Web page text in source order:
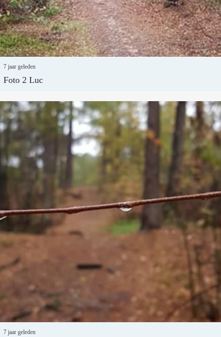
7 jaar geleden
Foto 2 Luc
7 jaar geleden